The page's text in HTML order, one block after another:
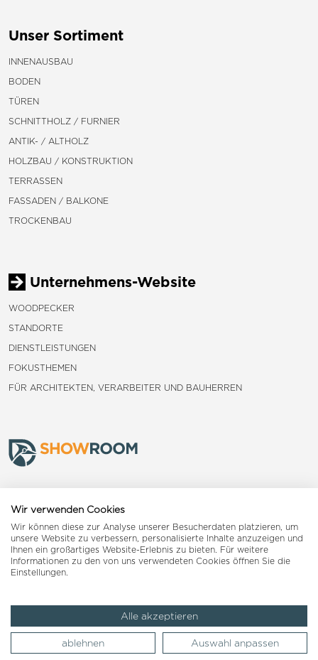
Unser Sortiment
INNENAUSBAU
BODEN
TÜREN
SCHNITTHOLZ / FURNIER
ANTIK- / ALTHOLZ
HOLZBAU / KONSTRUKTION
TERRASSEN
FASSADEN / BALKONE
TROCKENBAU
Unternehmens-Website
WOODPECKER
STANDORTE
DIENSTLEISTUNGEN
FOKUSTHEMEN
FÜR ARCHITEKTEN, VERARBEITER UND BAUHERREN
Landquart
Reiden
Impressum AGB Datenschutzerklärung
Wir verwenden Cookies
Wir können diese zur Analyse unserer Besucherdaten platzieren, um
unsere Website zu verbessern, personalisierte Inhalte anzuzeigen und
Ihnen ein großartiges Website-Erlebnis zu bieten. Für weitere
Informationen zu den von uns verwendeten Cookies öffnen Sie die
Einstellungen.
Alle akzeptieren
ablehnen Auswahl anpassen